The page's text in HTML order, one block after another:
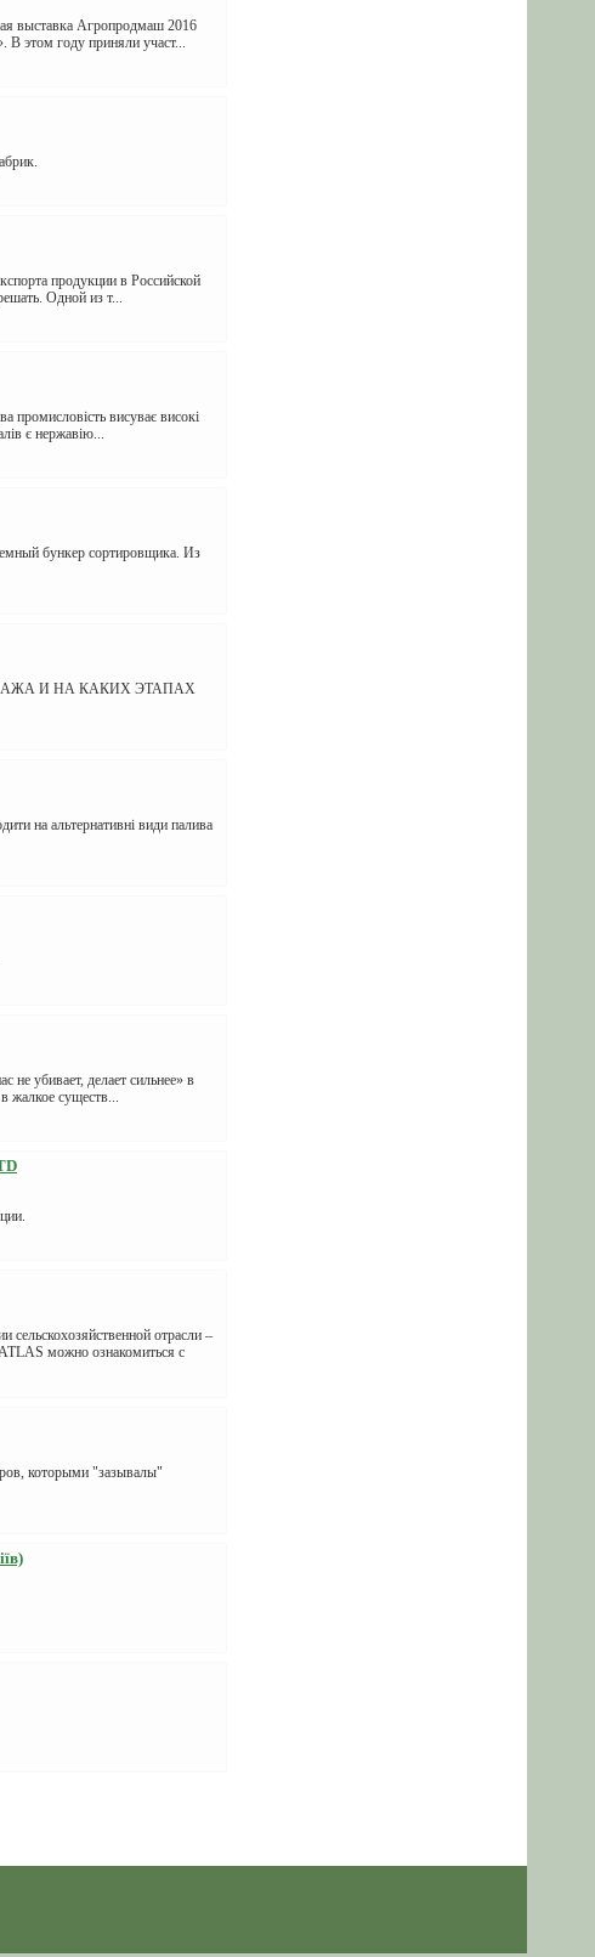
выставка Агропродмаш 2016
этом году приняли участ...
продукции в Российской
Одной из т...
промисловість висуває високі
є нержавію...
бункер сортировщика. Из
И НА КАКИХ ЭТАПАХ
на альтернативні види палива
убивает, делает сильнее» в
жалкое существ...
отрасли –
можно ознакомиться с
которыми "зазывалы"